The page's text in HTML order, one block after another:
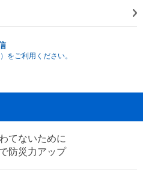
をご利用ください。
てないために
防災力アップ